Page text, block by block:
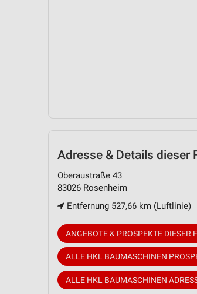
Adresse & Details dieser
Oberaustraße 43
83026 Rosenheim
Entfernung 527,66 km (Luftlinie)
ANGEBOTE & PROSPEKTE DIESER
ALLE HKL BAUMASCHINEN
ALLE HKL BAUMASCHINEN